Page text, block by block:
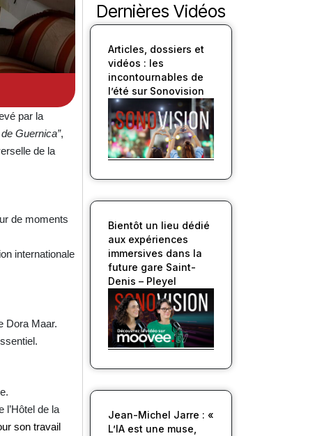
par la
Guernica”,
de la
de moments
internationale
Dora Maar.
l’Hôtel de la
son travail
Dernières Vidéos
Articles, dossiers et
vidéos : les
incontournables de
l’été sur Sonovision
Bientôt un lieu dédié
aux expériences
immersives dans la
future gare Saint-
Denis – Pleyel
Jean-Michel Jarre : «
L’IA est une muse,